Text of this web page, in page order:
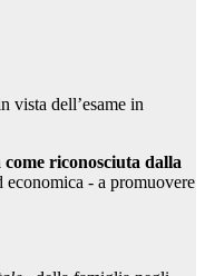
vista dell’esame in
riconosciuta dalla
- a promuovere